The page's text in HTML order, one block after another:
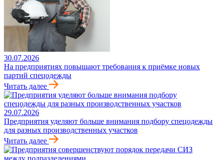
30.07.2026
На предприятиях повышают требования к приёмке новых
партий спецодежды
Читать далее
29.07.2026
Предприятия уделяют больше внимания подбору спецодежды
для разных производственных участков
Читать далее